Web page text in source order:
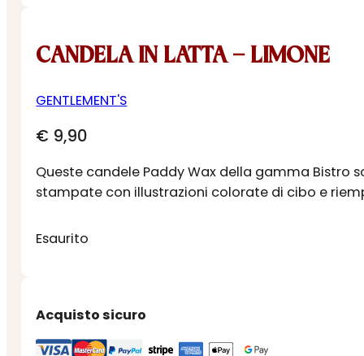
CANDELA IN LATTA – LIMONE
GENTLEMENT'S
€ 9,90
Queste candele Paddy Wax della gamma
stampate con illustrazioni colorate di cibo e
Esaurito
Acquisto sicuro